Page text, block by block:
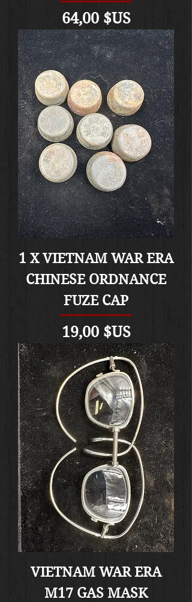
Prix
64,00 $US
1 X VIETNAM WAR ERA
CHINESE ORDNANCE
FUZE CAP
Prix
19,00 $US
VIETNAM WAR ERA
M17 GAS MASK